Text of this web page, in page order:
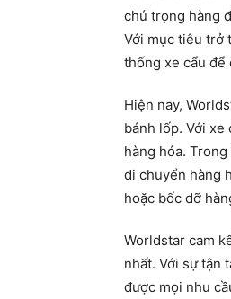
chú trọng hàng
Với mục tiêu trở
thống xe cẩu để
Hiện nay,
bánh lốp. Với
hàng hóa.
di chuyển hàng
hoặc bốc dỡ
Worldstar cam
nhất. Với sự tận
được mọi nhu